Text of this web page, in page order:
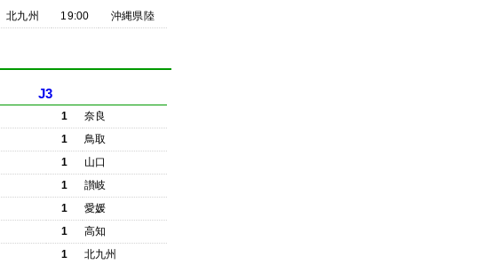
北九州 19:00 沖縄県陸
J3
1
奈良
1
鳥取
1
山口
1
讃岐
1
愛媛
1
高知
1
北九州